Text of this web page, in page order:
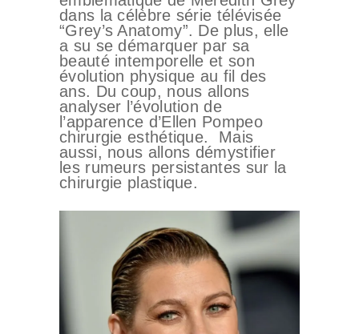
dans la célèbre série télévisée
“Grey’s Anatomy”. De plus, elle
a su se démarquer par sa
beauté intemporelle et son
évolution physique au fil des
ans. Du coup, nous allons
analyser l’évolution de
l’apparence d’Ellen Pompeo
chirurgie esthétique. Mais
aussi, nous allons démystifier
les rumeurs persistantes sur la
chirurgie plastique.